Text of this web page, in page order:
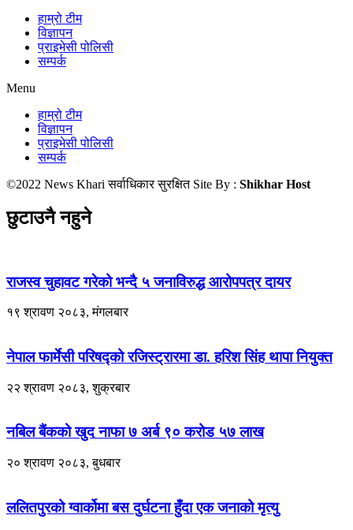
हाम्रो टीम
विज्ञापन
प्राइभेसी पोलिसी
सम्पर्क
Menu
हाम्रो टीम
विज्ञापन
प्राइभेसी पोलिसी
सम्पर्क
©2022 News Khari सर्वाधिकार सुरक्षित Site By : Shikhar Host
छुटाउनै नहुने
राजस्व चुहावट गरेको भन्दै ५ जनाविरुद्ध आरोपपत्र दायर
१९ श्रावण २०८३, मंगलबार
नेपाल फार्मेसी परिषद्को रजिस्ट्रारमा डा. हरिश सिंह थापा नियुक्त
२२ श्रावण २०८३, शुक्रबार
नबिल बैंकको खुद नाफा ७ अर्ब ९० करोड ५७ लाख
२० श्रावण २०८३, बुधबार
ललितपुरको ग्वार्कोमा बस दुर्घटना हुँदा एक जनाको मृत्यु